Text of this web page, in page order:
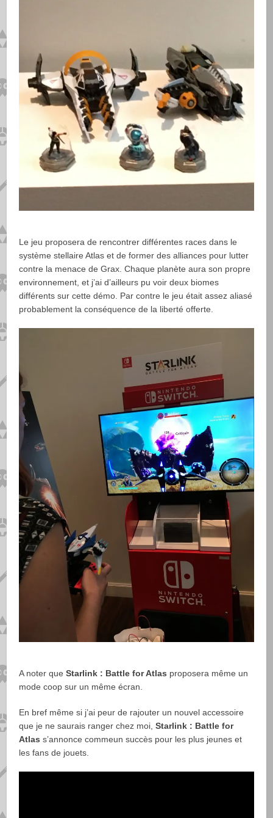
Le jeu proposera de rencontrer différentes races dans le
système stellaire Atlas et de former des alliances pour lutter
contre la menace de Grax. Chaque planète aura son propre
environnement, et j’ai d’ailleurs pu voir deux biomes
différents sur cette démo. Par contre le jeu était assez aliasé
probablement la conséquence de la liberté offerte.
A noter queStarlink : Battle for Atlas proposera même un
mode coop sur un même écran.
En bref même si j’ai peur de rajouter un nouvel accessoire
que je ne saurais ranger chez moi,Starlink : Battle for
Atlass’annonce commeun succès pour les plus jeunes et
les fans de jouets.